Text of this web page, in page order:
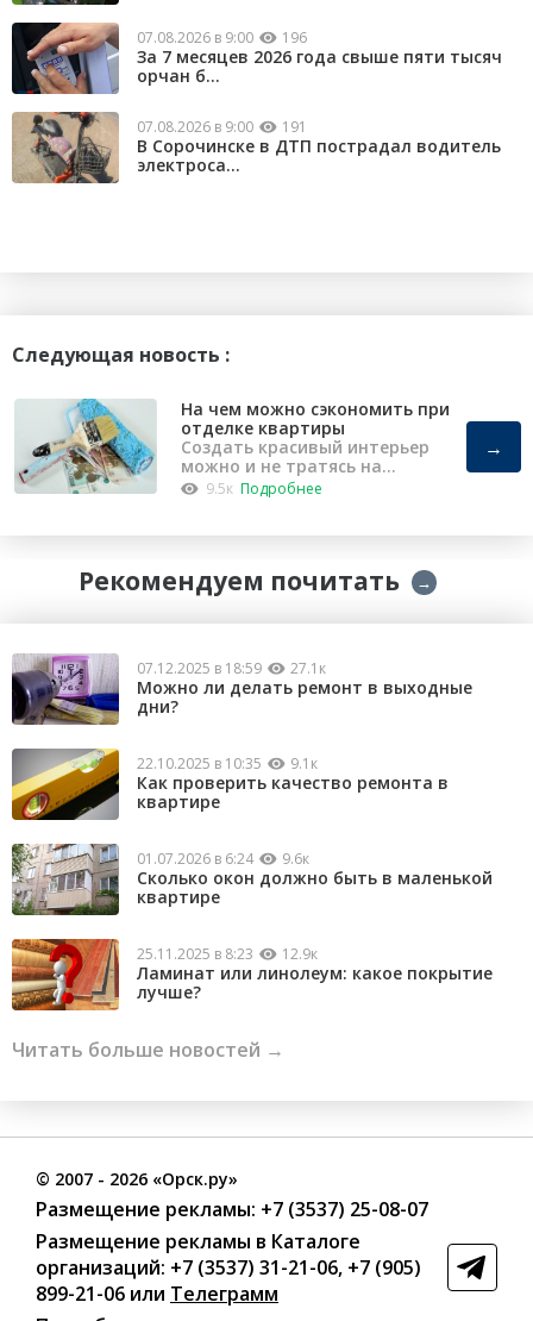
07.08.2026 в 9:00 196
За 7 месяцев 2026 года свыше пяти тысяч
орчан б...
07.08.2026 в 9:00 191
В Сорочинске в ДТП пострадал водитель
электроса...
Следующая новость :
На чем можно сэкономить при
отделке квартиры
Создать красивый интерьер
можно и не тратясь на
капремонт
9.5к Подробнее
→
Рекомендуем почитать →
07.12.2025 в 18:59 27.1к
Можно ли делать ремонт в выходные
дни?
22.10.2025 в 10:35 9.1к
Как проверить качество ремонта в
квартире
01.07.2026 в 6:24 9.6к
Сколько окон должно быть в маленькой
квартире
25.11.2025 в 8:23 12.9к
Ламинат или линолеум: какое покрытие
лучше?
Читать больше новостей →
© 2007 - 2026 «Орск.ру»
Размещение рекламы: +7 (3537) 25-08-07
Размещение рекламы в Каталоге
организаций: +7 (3537) 31-21-06, +7 (905)
899-21-06 или Телеграмм